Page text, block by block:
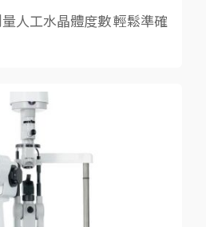
人工水晶體度數 輕鬆準確